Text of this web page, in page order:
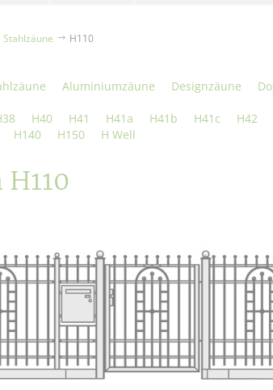
Stahlzäune H110
Aluminiumzäune Designzäune
H40 H41 H41a H41b H41c H42
H140 H150 H Well